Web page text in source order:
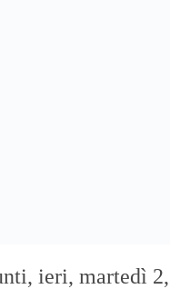
ieri, martedì 2,